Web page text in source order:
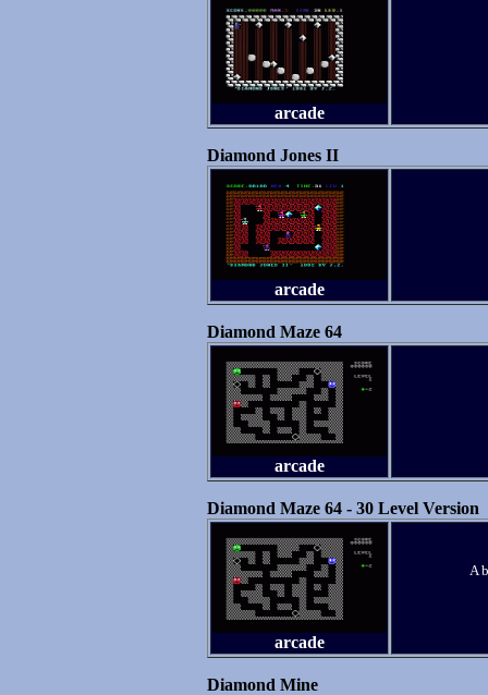
arcade
Diamond Jones II
arcade
Diamond Maze 64
arcade
Diamond Maze 64 - 30 Level Version
arcade
A
Diamond Mine